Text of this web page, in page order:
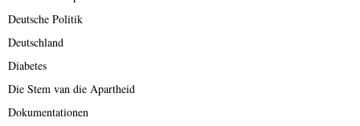
Deutsche Politik
Deutschland
Diabetes
Die Stem van die Apartheid
Dokumentationen